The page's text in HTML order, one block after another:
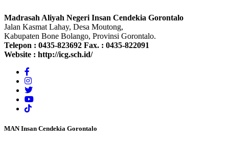
Madrasah Aliyah Negeri Insan Cendekia Gorontalo
Jalan Kasmat Lahay, Desa Moutong,
Kabupaten Bone Bolango, Provinsi Gorontalo.
Telepon : 0435-823692 Fax. : 0435-822091
Website : http://icg.sch.id/
MAN Insan Cendekia Gorontalo